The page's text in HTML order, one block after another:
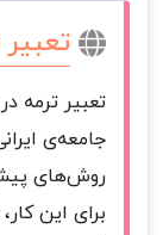
تعبیر ترمه
جامعه‌ی
روش‌های
برای این